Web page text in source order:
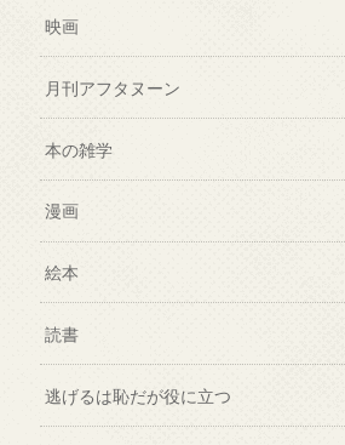
映画
月刊アフタヌーン
本の雑学
漫画
絵本
読書
逃げるは恥だが役に立つ